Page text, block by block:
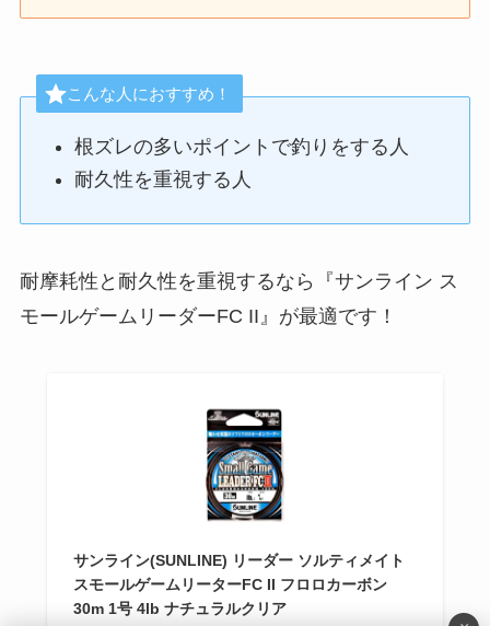
こんな人におすすめ！
根ズレの多いポイントで釣りをする人
耐久性を重視する人
耐摩耗性と耐久性を重視するなら『サンライン ス
モールゲームリーダーFC II』が最適です！
サンライン(SUNLINE) リーダー ソルティメイト
スモールゲームリーターFC II フロロカーボン
30m 1号 4lb ナチュラルクリア